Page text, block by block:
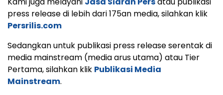
press release di lebih dari 175an media, silahkan klik
Persrilis.com
Sedangkan untuk publikasi press release serentak di
media mainstream (media arus utama) atau Tier
Pertama, silahkan klik Publikasi Media
Mainstream.